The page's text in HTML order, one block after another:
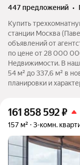
447 предложений •
Купить
станции Москва
объявлений от
по цене от 28 000
Недвижимости. В
54 м² до 337,6 м² в
планировки и
161 858 592₽
157 м² 3-комн.